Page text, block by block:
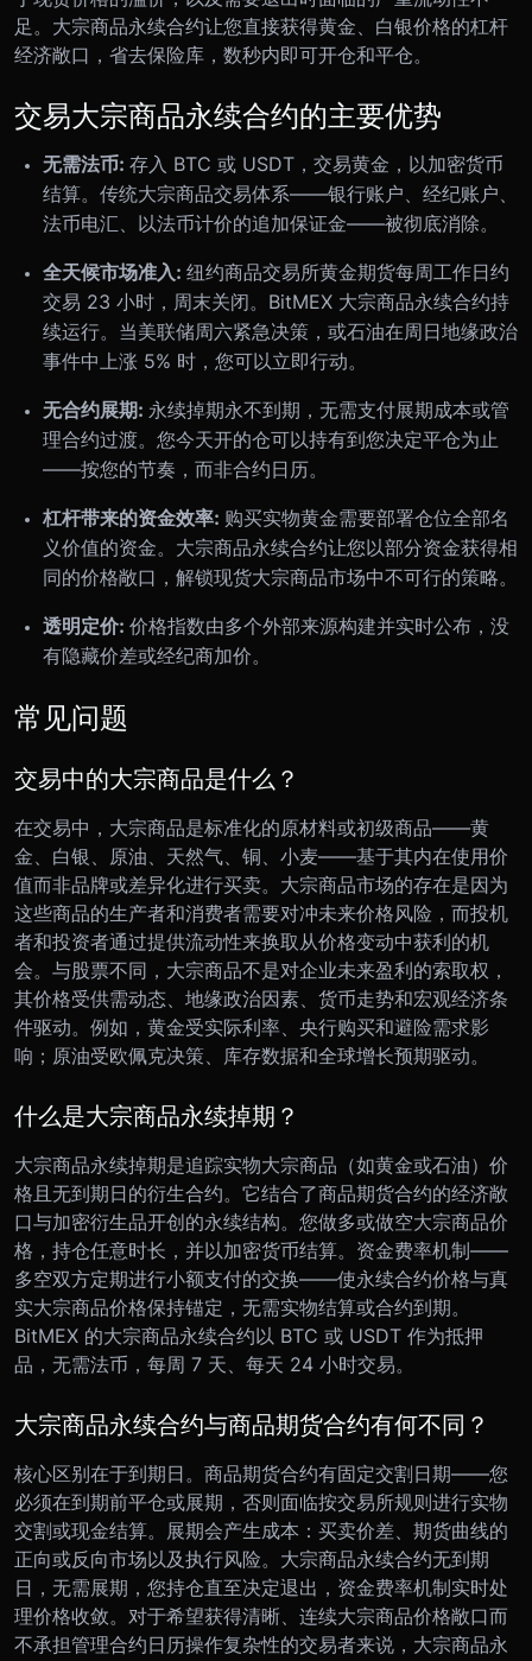
足。大宗商品永续合约让您直接获得黄金、白银价格的杠杆
经济敞口，省去保险库，数秒内即可开仓和平仓。
交易大宗商品永续合约的主要优势
无需法币: 存入 BTC 或 USDT，交易黄金，以加密货币
结算。传统大宗商品交易体系——银行账户、经纪账户、
法币电汇、以法币计价的追加保证金——被彻底消除。
全天候市场准入: 纽约商品交易所黄金期货每周工作日约
交易 23 小时，周末关闭。BitMEX 大宗商品永续合约持
续运行。当美联储周六紧急决策，或石油在周日地缘政治
事件中上涨 5% 时，您可以立即行动。
无合约展期: 永续掉期永不到期，无需支付展期成本或管
理合约过渡。您今天开的仓可以持有到您决定平仓为止
——按您的节奏，而非合约日历。
杠杆带来的资金效率: 购买实物黄金需要部署仓位全部名
义价值的资金。大宗商品永续合约让您以部分资金获得相
同的价格敞口，解锁现货大宗商品市场中不可行的策略。
透明定价: 价格指数由多个外部来源构建并实时公布，没
有隐藏价差或经纪商加价。
常见问题
交易中的大宗商品是什么？
在交易中，大宗商品是标准化的原材料或初级商品——黄
金、白银、原油、天然气、铜、小麦——基于其内在使用价
值而非品牌或差异化进行买卖。大宗商品市场的存在是因为
这些商品的生产者和消费者需要对冲未来价格风险，而投机
者和投资者通过提供流动性来换取从价格变动中获利的机
会。与股票不同，大宗商品不是对企业未来盈利的索取权，
其价格受供需动态、地缘政治因素、货币走势和宏观经济条
件驱动。例如，黄金受实际利率、央行购买和避险需求影
响；原油受欧佩克决策、库存数据和全球增长预期驱动。
什么是大宗商品永续掉期？
大宗商品永续掉期是追踪实物大宗商品（如黄金或石油）价
格且无到期日的衍生合约。它结合了商品期货合约的经济敞
口与加密衍生品开创的永续结构。您做多或做空大宗商品价
格，持仓任意时长，并以加密货币结算。资金费率机制——
多空双方定期进行小额支付的交换——使永续合约价格与真
实大宗商品价格保持锚定，无需实物结算或合约到期。
BitMEX 的大宗商品永续合约以 BTC 或 USDT 作为抵押
品，无需法币，每周 7 天、每天 24 小时交易。
大宗商品永续合约与商品期货合约有何不同？
核心区别在于到期日。商品期货合约有固定交割日期——您
必须在到期前平仓或展期，否则面临按交易所规则进行实物
交割或现金结算。展期会产生成本：买卖价差、期货曲线的
正向或反向市场以及执行风险。大宗商品永续合约无到期
日，无需展期，您持仓直至决定退出，资金费率机制实时处
理价格收敛。对于希望获得清晰、连续大宗商品价格敞口而
不承担管理合约日历操作复杂性的交易者来说，大宗商品永